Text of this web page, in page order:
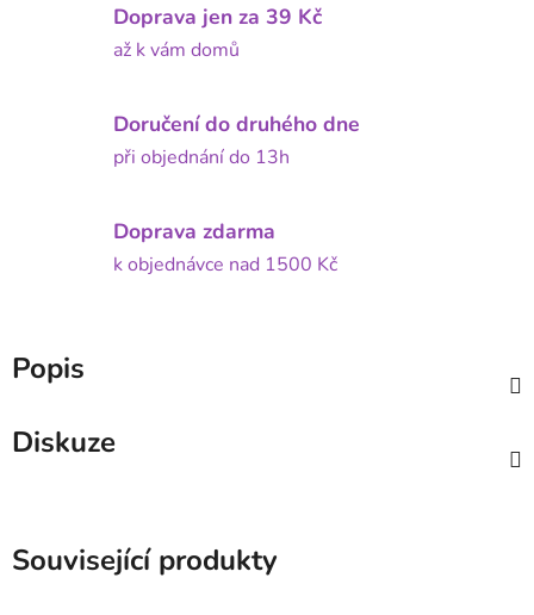
Doprava jen za 39 Kč
až k vám domů
Doručení do druhého dne
při objednání do 13h
Doprava zdarma
k objednávce nad 1500 Kč
Popis
Diskuze
Související produkty